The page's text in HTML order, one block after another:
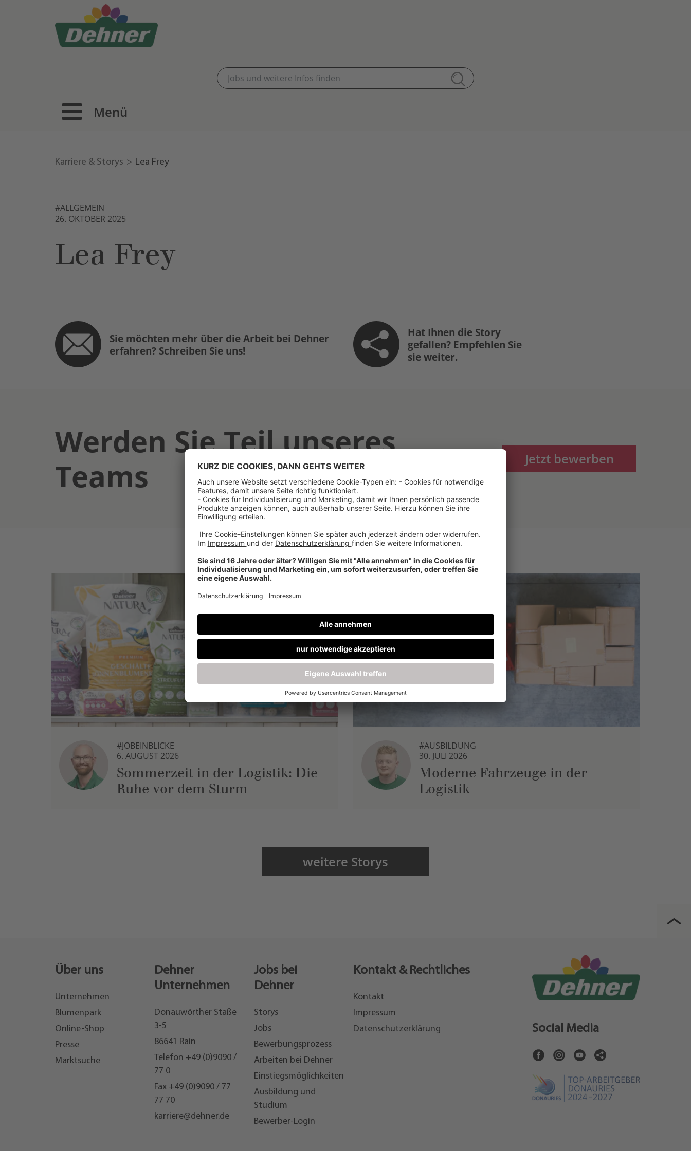
Menü
Karriere & Storys Lea Frey
#ALLGEMEIN
26. OKTOBER 2025
Lea Frey
Sie möchten mehr über die Arbeit bei Dehner
erfahren? Schreiben Sie uns!
Hat Ihnen die Story
gefallen? Empfehlen Sie
sie weiter.
Werden Sie Teil unseres
Teams
Jetzt bewerben
#JOBEINBLICKE
6. AUGUST 2026
Sommerzeit in der Logistik: Die
Ruhe vor dem Sturm
#AUSBILDUNG
30. JULI 2026
Moderne Fahrzeuge in der
Logistik
weitere Storys
Über uns
Unternehmen
Blumenpark
Online-Shop
Presse
Marktsuche
Dehner
Unternehmen
Donauwörther Staße
3-5
86641 Rain
Telefon +49 (0)9090 /
77 0
Fax +49 (0)9090 / 77
77 70
karriere@dehner.de
Jobs bei
Dehner
Storys
Jobs
Bewerbungsprozess
Arbeiten bei Dehner
Einstiegsmöglichkeiten
Ausbildung und
Studium
Bewerber-Login
Kontakt & Rechtliches
Kontakt
Impressum
Datenschutzerklärung
Social Media